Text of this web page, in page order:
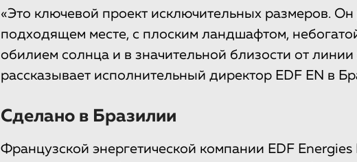
«Это ключевой проект исключительных размеров.
подходящем месте, с плоским ландшафтом,
обилием солнца и в значительной близости от
рассказывает исполнительный директор EDF EN в
Сделано в Бразилии
Французской энергетической компании EDF Energies